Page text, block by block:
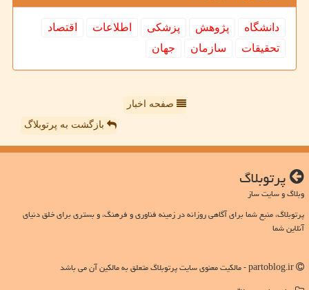
دانشگاه پژوهش پزشكی اطلاعات
اقتصاد
تحقیقات
سازمان جهان
صفحه اخبار
بازگشت به پرتوبلاگ
پرتوبلاگ
وبلاگ و سایت ساز
پرتوبلاگ، منبع شما برای آگاهی روزانه در زمینه فناوری و فرهنگ، و بستری برای خلق دنیای
آنلاین شما